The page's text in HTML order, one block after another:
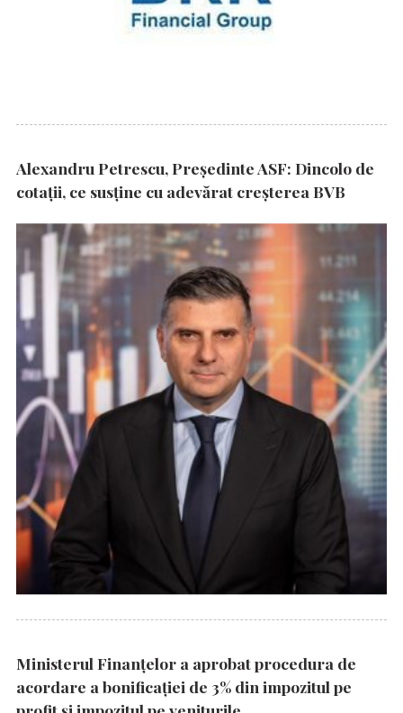
Alexandru Petrescu, Președinte ASF: Dincolo de
cotații, ce susține cu adevărat creșterea BVB
Ministerul Finanțelor a aprobat procedura de
acordare a bonificației de 3% din impozitul pe